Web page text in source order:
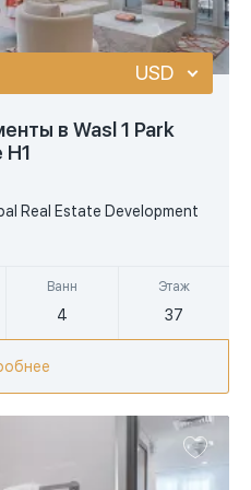
в Wasl 1 Park
Real Estate Development
Ванн
4
Этаж
37
USD
USD
AED